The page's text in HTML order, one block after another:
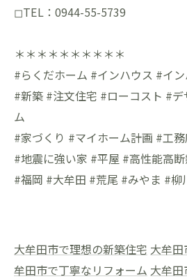
◻︎TEL：0944-55-5739
＊＊＊＊＊＊＊＊＊＊
#らくだホーム #インハウス #イ
#新築 #注文住宅 #ローコスト #
ム
#家づくり #マイホーム計画 #工
#地震に強い家 #平屋 #高性能高
#福岡 #大牟田 #荒尾 #みやま #
大牟田市で理想の新築住宅 大牟
牟田市で丁寧なリフォーム 大牟